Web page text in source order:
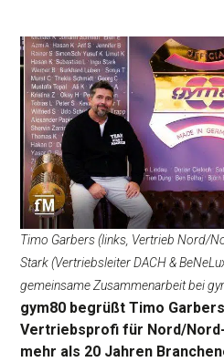
Timo Garbers (links, Vertrieb Nord/
Stark (Vertriebsleiter DACH &
gemeinsame Zusammenarbeit bei
gym80 begrüßt Timo
Vertriebsprofi für Nord/
mehr als 20 Jahren